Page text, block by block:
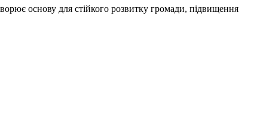
основу для стійкого розвитку громади, підвищення